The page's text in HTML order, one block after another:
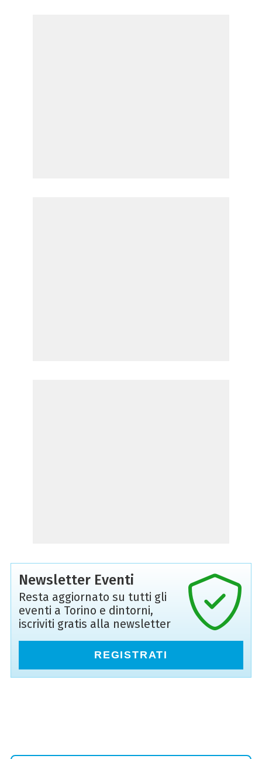
Newsletter Eventi
Resta aggiornato su tutti gli
eventi a Torino e dintorni,
iscriviti gratis alla newsletter
REGISTRATI